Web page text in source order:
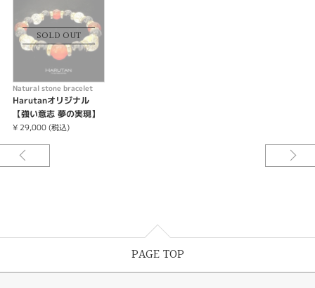
SOLD OUT
Natural stone bracelet
Harutanオリジナル
【強い意志 夢の実現】
カーネリアン×オニキス
¥ 29,000 (税込)
PAGE TOP